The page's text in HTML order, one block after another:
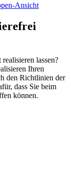
Ansicht
lassen?
Ihren
den Richtlinien der
dass Sie beim
können.